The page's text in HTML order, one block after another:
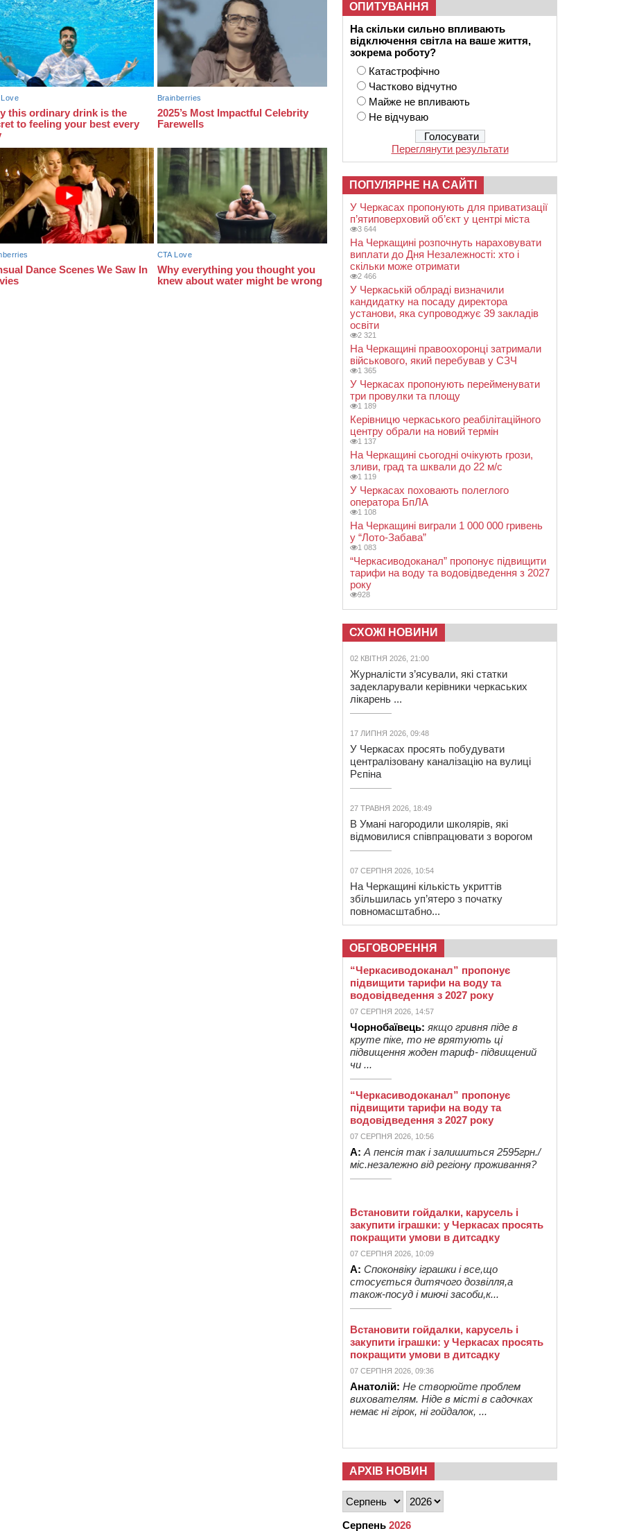
ОПИТУВАННЯ
На скільки сильно впливають
відключення світла на ваше життя,
зокрема роботу?
Катастрофічно
Частково відчутно
Майже не впливають
Не відчуваю
Переглянути результати
ПОПУЛЯРНЕ НА САЙТІ
У Черкасах пропонують для приватизації
п’ятиповерховий об’єкт у центрі міста
3 644
На Черкащині розпочнуть нараховувати
виплати до Дня Незалежності: хто і
скільки може отримати
2 466
У Черкаській облраді визначили
кандидатку на посаду директора
установи, яка супроводжує 39 закладів
освіти
2 321
На Черкащині правоохоронці затримали
військового, який перебував у СЗЧ
1 365
У Черкасах пропонують перейменувати
три провулки та площу
1 189
Керівницю черкаського реабілітаційного
центру обрали на новий термін
1 137
На Черкащині сьогодні очікують грози,
зливи, град та шквали до 22 м/с
1 119
У Черкасах поховають полеглого
оператора БпЛА
1 108
На Черкащині виграли 1 000 000 гривень
у “Лото-Забава”
1 083
“Черкасиводоканал” пропонує підвищити
тарифи на воду та водовідведення з 2027
року
928
СХОЖІ НОВИНИ
02 КВІТНЯ 2026, 21:00
Журналісти з’ясували, які статки
задекларували керівники черкаських
лікарень ...
17 ЛИПНЯ 2026, 09:48
У Черкасах просять побудувати
централізовану каналізацію на вулиці
Рєпіна
27 ТРАВНЯ 2026, 18:49
В Умані нагородили школярів, які
відмовилися співпрацювати з ворогом
07 СЕРПНЯ 2026, 10:54
На Черкащині кількість укриттів
збільшилась уп’ятеро з початку
повномасштабно...
ОБГОВОРЕННЯ
“Черкасиводоканал” пропонує
підвищити тарифи на воду та
водовідведення з 2027 року
07 СЕРПНЯ 2026, 14:57
Чорнобаївець: якщо гривня піде в
круте піке, то не врятують ці
підвищення жоден тариф- підвищений
чи ...
“Черкасиводоканал” пропонує
підвищити тарифи на воду та
водовідведення з 2027 року
07 СЕРПНЯ 2026, 10:56
А: А пенсія так і залишиться 2595грн./
міс.незалежно від регіону проживання?
Встановити гойдалки, карусель і
закупити іграшки: у Черкасах просять
покращити умови в дитсадку
07 СЕРПНЯ 2026, 10:09
А: Споконвіку іграшки і все,що
стосується дитячого дозвілля,а
також-посуд і миючі засоби,к...
Встановити гойдалки, карусель і
закупити іграшки: у Черкасах просять
покращити умови в дитсадку
07 СЕРПНЯ 2026, 09:36
Анатолій: Не створюйте проблем
вихователям. Ніде в місті в садочках
немає ні гірок, ні гойдалок, ...
АРХІВ НОВИН
Серпень 2026